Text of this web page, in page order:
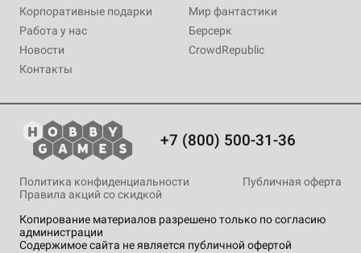
Корпоративные подарки
Работа у нас
Новости
Контакты
Мир фантастики
Берсерк
CrowdRepublic
+7 (800) 500-31-36
Копирование материалов разрешено только по согласию
администрации
Содержимое сайта не является публичной офертой
Политика конфиденциальности
Публичная оферта
Правила акций со скидкой